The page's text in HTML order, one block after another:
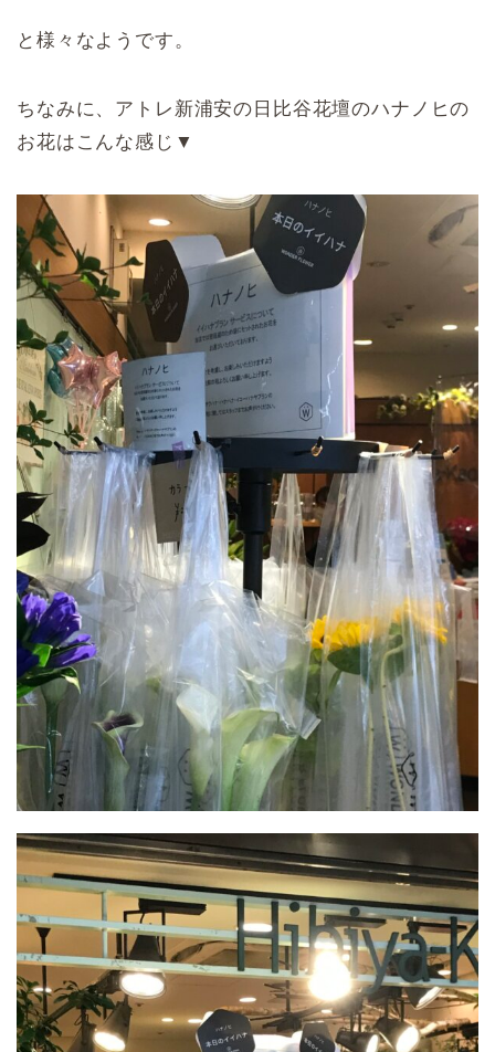
と様々なようです。
ちなみに、アトレ新浦安の日比谷花壇のハナノヒの
お花はこんな感じ▼